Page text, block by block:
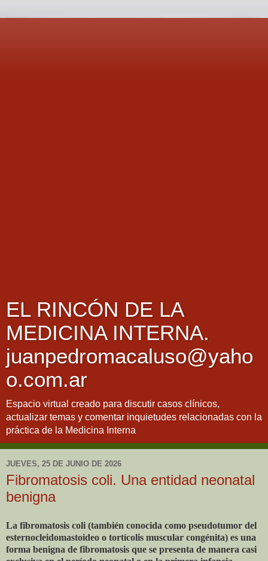
EL RINCÓN DE LA
MEDICINA INTERNA.
juanpedromacaluso@yaho
o.com.ar
Espacio virtual creado para discutir casos clínicos,
actualizar temas y comentar inquietudes relacionadas con la
práctica de la Medicina Interna
JUEVES, 25 DE JUNIO DE 2026
Fibromatosis coli. Una entidad neonatal
benigna
La fibromatosis coli (también conocida como pseudotumor del
esternocleidomastoideo o tortícolis muscular congénita) es una
forma benigna de fibromatosis que se presenta de manera casi